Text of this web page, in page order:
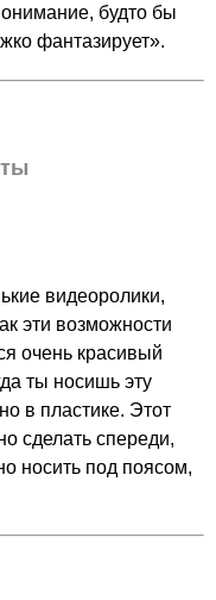
будто бы
фантазирует».
видеоролики,
эти возможности
очень красивый
ты носишь эту
в пластике. Этот
сделать спереди,
носить под поясом,